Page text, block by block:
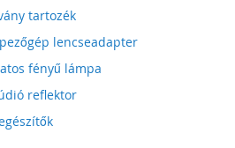
tartozék
lencseadapter
fényű lámpa
reflektor